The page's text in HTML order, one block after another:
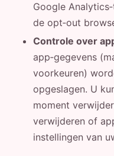
Google
de opt‑out
Controle over
app‑gegevens
voorkeuren)
opgeslagen. U
moment
verwijderen of
instellingen van